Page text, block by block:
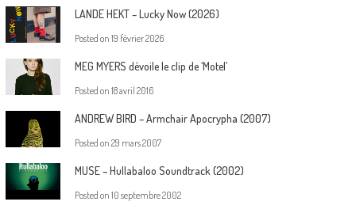
LANDE HEKT – Lucky Now (2026)
Posted on 19 février 2026
MEG MYERS dévoile le clip de ‘Motel’
Posted on 18 avril 2016
ANDREW BIRD – Armchair Apocrypha (2007)
Posted on 29 mars 2007
MUSE – Hullabaloo Soundtrack (2002)
Posted on 10 septembre 2002